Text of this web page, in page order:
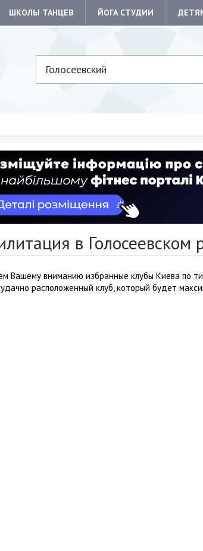
ШКОЛЫ ТАНЦЕВ ЙОГА СТУДИИ
Голосеевский
в Голосеевском
Вашему вниманию избранные клубы Киева по
расположенный клуб, который будет